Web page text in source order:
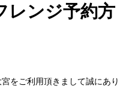
レンジ予約方
をご利用頂きまして誠にあり